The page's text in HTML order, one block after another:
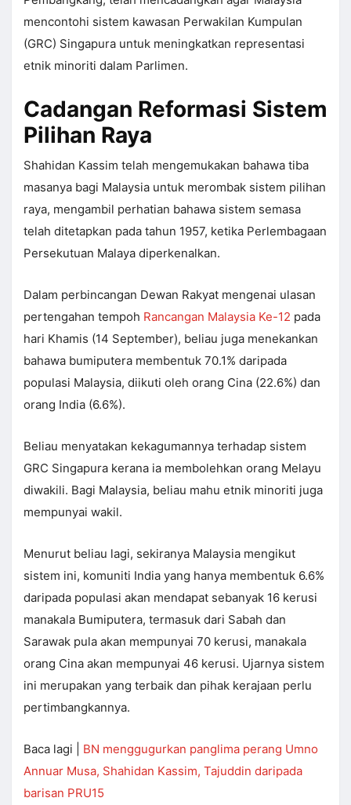
mencontohi sistem kawasan Perwakilan Kumpulan
(GRC) Singapura untuk meningkatkan representasi
etnik minoriti dalam Parlimen.
Cadangan Reformasi Sistem
Pilihan Raya
Shahidan Kassim telah mengemukakan bahawa tiba
masanya bagi Malaysia untuk merombak sistem pilihan
raya, mengambil perhatian bahawa sistem semasa
telah ditetapkan pada tahun 1957, ketika Perlembagaan
Persekutuan Malaya diperkenalkan.
Dalam perbincangan Dewan Rakyat mengenai ulasan
pertengahan tempoh Rancangan Malaysia Ke-12 pada
hari Khamis (14 September), beliau juga menekankan
bahawa bumiputera membentuk 70.1% daripada
populasi Malaysia, diikuti oleh orang Cina (22.6%) dan
orang India (6.6%).
Beliau menyatakan kekagumannya terhadap sistem
GRC Singapura kerana ia membolehkan orang Melayu
diwakili. Bagi Malaysia, beliau mahu etnik minoriti juga
mempunyai wakil.
Menurut beliau lagi, sekiranya Malaysia mengikut
sistem ini, komuniti India yang hanya membentuk 6.6%
daripada populasi akan mendapat sebanyak 16 kerusi
manakala Bumiputera, termasuk dari Sabah dan
Sarawak pula akan mempunyai 70 kerusi, manakala
orang Cina akan mempunyai 46 kerusi. Ujarnya sistem
ini merupakan yang terbaik dan pihak kerajaan perlu
pertimbangkannya.
Baca lagi | BN menggugurkan panglima perang Umno
Annuar Musa, Shahidan Kassim, Tajuddin daripada
barisan PRU15